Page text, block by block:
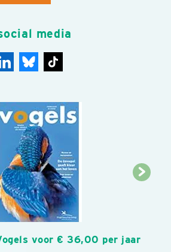
media
voor € 36,00 per jaar